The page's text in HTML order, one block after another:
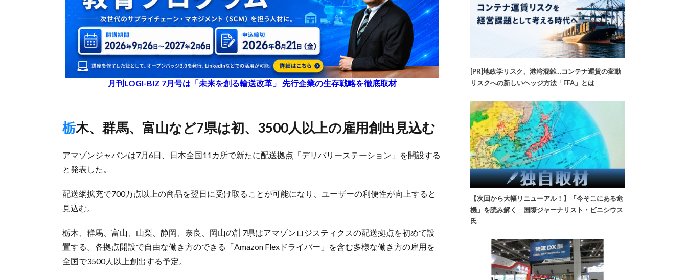
月刊LOGI-BIZ 7月号は「未来を創る輸送改革」 先行企業の生存戦略を徹底取材
栃木、群馬、富山など7県は初、3500人以上の雇用創出見込む
アマゾンジャパンは7月6日、日本全国11カ所で新たに配送拠点「デリバリーステーション」を開設する
と発表した。
配送網拡充で700万点以上の商品を翌日に受け取ることが可能になり、ユーザーの利便性が向上すると
見込む。
栃木、群馬、富山、山梨、静岡、奈良、岡山の計7県はアマゾンロジスティクスの配送拠点を初めて設
置する。各拠点開設で自由な働き方のできる「Amazon Flexドライバー」を含む多様な働き方の雇用を
全国で3500人以上創出する予定。
[PR]地政学リスク、港湾混雑…コンテナ運賃の変動
リスクへの新しいヘッジ方法「FFA」とは
【次回から大幅リニューアル！】「今そこにある危
機」を読み解く 国際ジャーナリスト・ビニシウス
氏